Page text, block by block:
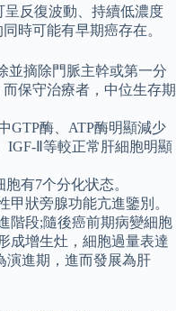
呈反復波動、持續低濃度
時可能有早期癌存在。
並摘除門脈主幹或第一分
保守治療者，中位生存期
GTP酶、ATP酶明顯減少
IGF-Ⅱ等較正常肝細胞明顯
有7个分化状态。
甲狀旁腺功能亢進鑒別。
階段;隨後癌前期病變細胞
成增生灶，細胞過量表達
演進期，進而發展為肝